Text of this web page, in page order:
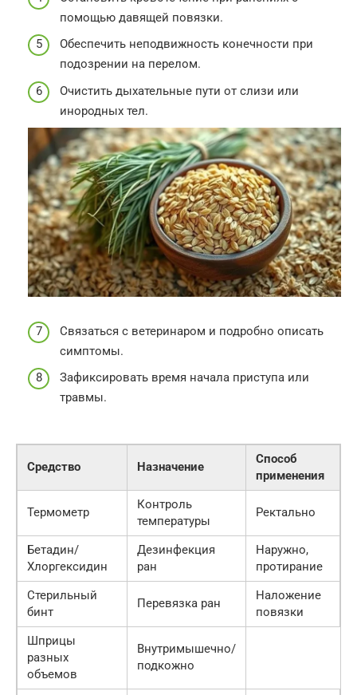
помощью давящей повязки.
Обеспечить неподвижность конечности при
подозрении на перелом.
Очистить дыхательные пути от слизи или
инородных тел.
Связаться с ветеринаром и подробно описать
симптомы.
Зафиксировать время начала приступа или
травмы.
Средство Назначение
Способ
применения
Термометр
Контроль
температуры
Ректально
Бетадин/
Хлоргексидин
Дезинфекция
ран
Наружно,
протирание
Стерильный
бинт
Перевязка ран
Наложение
повязки
Шприцы
разных
объемов
Внутримышечно/
подкожно